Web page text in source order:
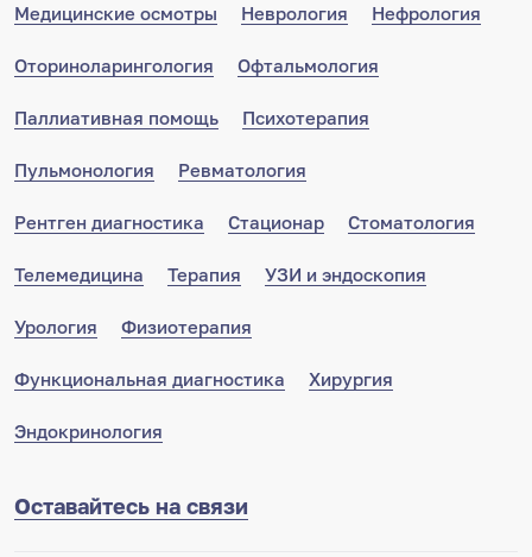
Медицинские осмотры Неврология Нефрология
Оториноларингология Офтальмология
Паллиативная помощь Психотерапия
Пульмонология Ревматология
Рентген диагностика Стационар Стоматология
Телемедицина Терапия УЗИ и эндоскопия
Урология Физиотерапия
Функциональная диагностика Хирургия
Эндокринология
Оставайтесь на связи